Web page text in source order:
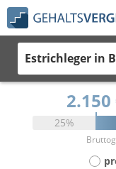
Estrichleger in
2.150
25%